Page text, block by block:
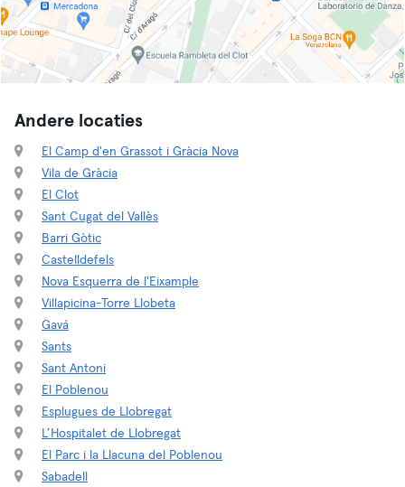
Andere locaties
El Camp d'en Grassot i Gràcia Nova
Vila de Gràcia
El Clot
Sant Cugat del Vallès
Barri Gòtic
Castelldefels
Nova Esquerra de l'Eixample
Villapicina-Torre Llobeta
Gavá
Sants
Sant Antoni
El Poblenou
Esplugues de Llobregat
L’Hospitalet de Llobregat
El Parc i la Llacuna del Poblenou
Sabadell